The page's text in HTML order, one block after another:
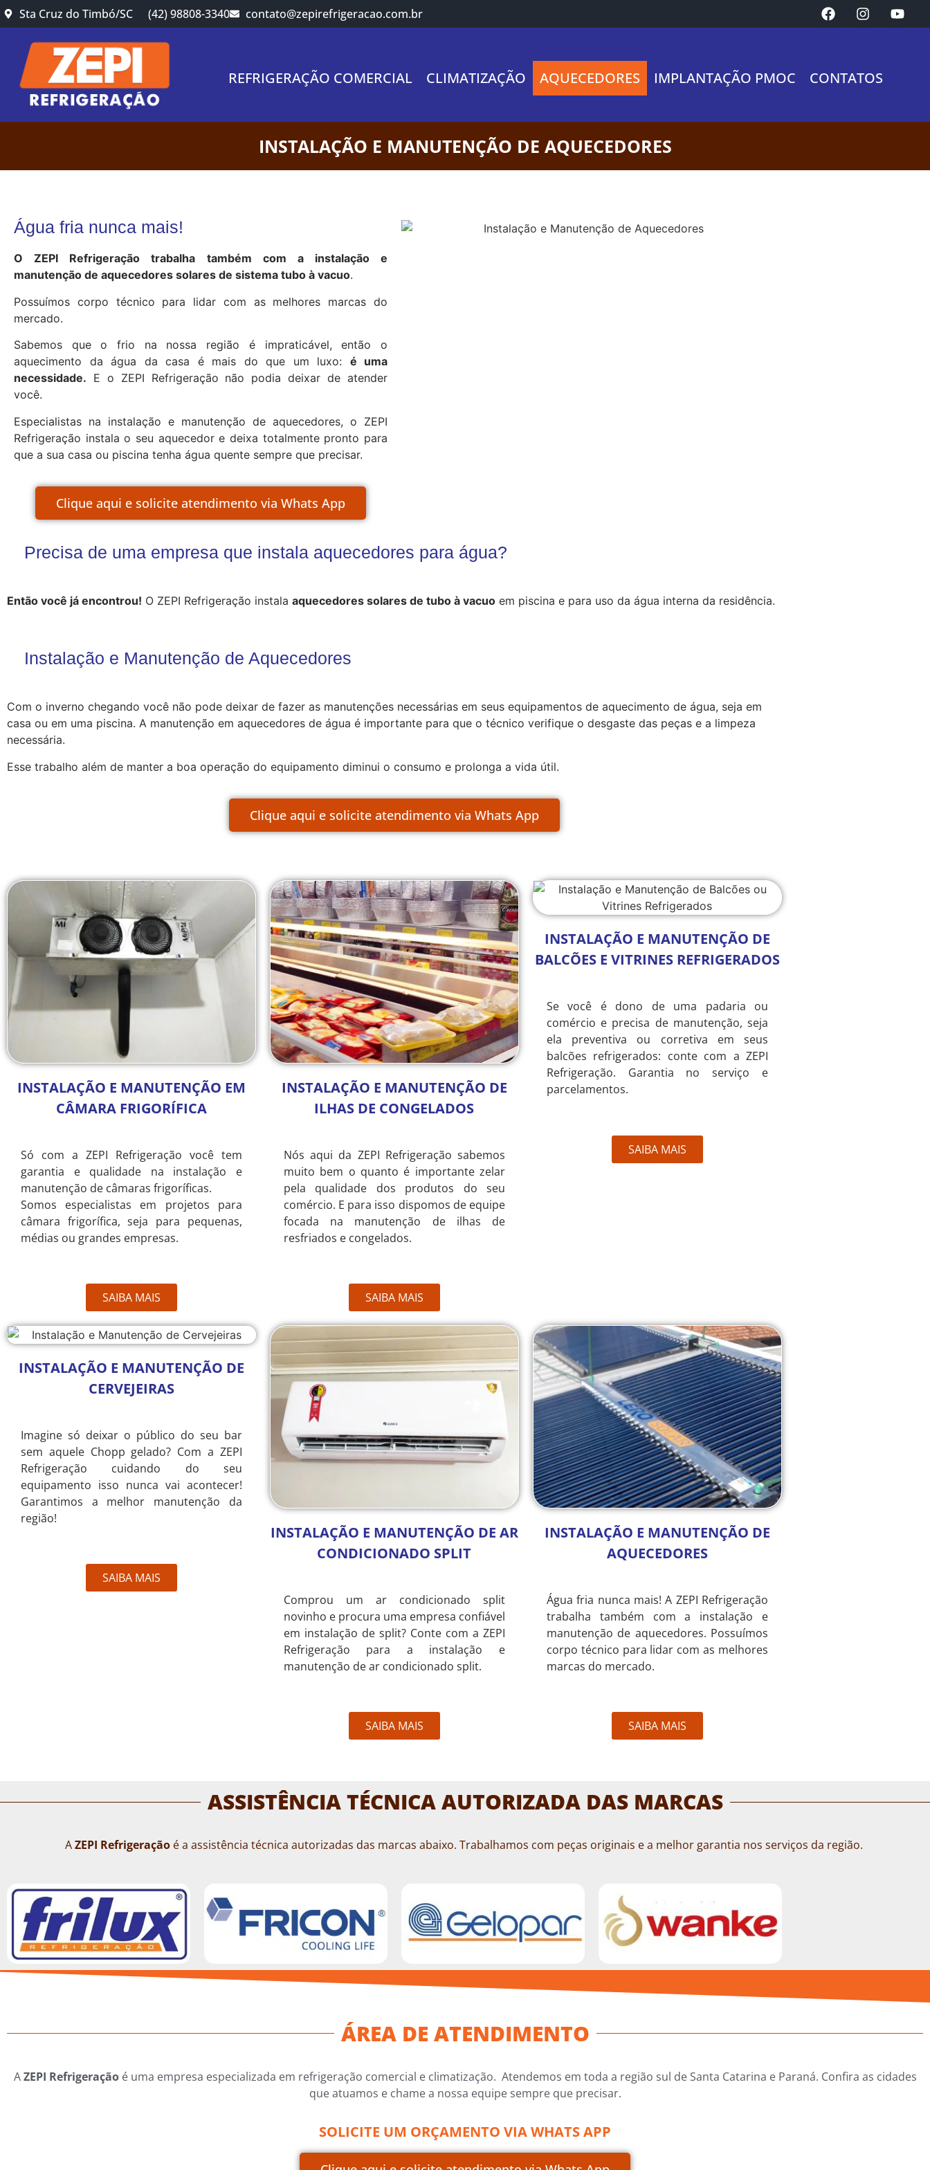
Sta Cruz do Timbó/SC (42) 98808-3340 contato@zepirefrigeracao.com.br
REFRIGERAÇÃO COMERCIAL CLIMATIZAÇÃO AQUECEDORES IMPLANTAÇÃO PMOC CONTATOS
INSTALAÇÃO E MANUTENÇÃO DE AQUECEDORES
Água fria nunca mais!
O ZEPI Refrigeração trabalha também com a instalação e
manutenção de aquecedores solares de sistema tubo à vacuo.
Possuímos corpo técnico para lidar com as melhores marcas do
mercado.
Sabemos que o frio na nossa região é impraticável, então o
aquecimento da água da casa é mais do que um luxo: é uma
necessidade. E o ZEPI Refrigeração não podia deixar de atender
você.
Especialistas na instalação e manutenção de aquecedores, o ZEPI
Refrigeração instala o seu aquecedor e deixa totalmente pronto para
que a sua casa ou piscina tenha água quente sempre que precisar.
Clique aqui e solicite atendimento via Whats App
Precisa de uma empresa que instala aquecedores para água?
Então você já encontrou! O ZEPI Refrigeração instala aquecedores solares de tubo à vacuo em piscina e para uso da água interna da residência.
Instalação e Manutenção de Aquecedores
Com o inverno chegando você não pode deixar de fazer as manutenções necessárias em seus equipamentos de aquecimento de água, seja em
casa ou em uma piscina. A manutenção em aquecedores de água é importante para que o técnico verifique o desgaste das peças e a limpeza
necessária.
Esse trabalho além de manter a boa operação do equipamento diminui o consumo e prolonga a vida útil.
Clique aqui e solicite atendimento via Whats App
INSTALAÇÃO E MANUTENÇÃO EM
CÂMARA FRIGORÍFICA
Só com a ZEPI Refrigeração você tem
garantia e qualidade na instalação e
manutenção de câmaras frigoríficas.
Somos especialistas em projetos para
câmara frigorífica, seja para pequenas,
médias ou grandes empresas.
SAIBA MAIS
INSTALAÇÃO E MANUTENÇÃO DE
ILHAS DE CONGELADOS
Nós aqui da ZEPI Refrigeração sabemos
muito bem o quanto é importante zelar
pela qualidade dos produtos do seu
comércio. E para isso dispomos de equipe
focada na manutenção de ilhas de
resfriados e congelados.
SAIBA MAIS
INSTALAÇÃO E MANUTENÇÃO DE
BALCÕES E VITRINES REFRIGERADOS
Se você é dono de uma padaria ou
comércio e precisa de manutenção, seja
ela preventiva ou corretiva em seus
balcões refrigerados: conte com a ZEPI
Refrigeração. Garantia no serviço e
parcelamentos.
SAIBA MAIS
INSTALAÇÃO E MANUTENÇÃO DE
CERVEJEIRAS
Imagine só deixar o público do seu bar
sem aquele Chopp gelado? Com a ZEPI
Refrigeração cuidando do seu
equipamento isso nunca vai acontecer!
Garantimos a melhor manutenção da
região!
SAIBA MAIS
INSTALAÇÃO E MANUTENÇÃO DE AR
CONDICIONADO SPLIT
Comprou um ar condicionado split
novinho e procura uma empresa confiável
em instalação de split? Conte com a ZEPI
Refrigeração para a instalação e
manutenção de ar condicionado split.
SAIBA MAIS
INSTALAÇÃO E MANUTENÇÃO DE
AQUECEDORES
Água fria nunca mais! A ZEPI Refrigeração
trabalha também com a instalação e
manutenção de aquecedores. Possuímos
corpo técnico para lidar com as melhores
marcas do mercado.
SAIBA MAIS
ASSISTÊNCIA TÉCNICA AUTORIZADA DAS MARCAS
AZEPI Refrigeraçãoé a assistência técnica autorizadas das marcas abaixo. Trabalhamos com peças originais e a melhor garantia nos serviços da região.
ÁREA DE ATENDIMENTO
AZEPI Refrigeraçãoé uma empresa especializada em refrigeração comercial e climatização. Atendemos em toda a região sul de Santa Catarina e Paraná. Confira as cidades
que atuamos e chame a nossa equipe sempre que precisar.
SOLICITE UM ORÇAMENTO VIA WHATS APP